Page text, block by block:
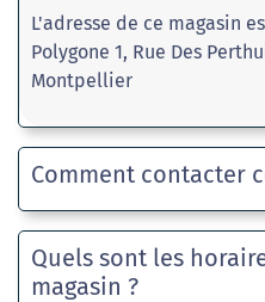
L'adresse de ce magasin
Polygone 1, Rue Des
Montpellier
Comment contacter
Quels sont les
magasin ?